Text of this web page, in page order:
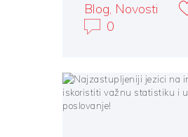
Blog, Novosti
0